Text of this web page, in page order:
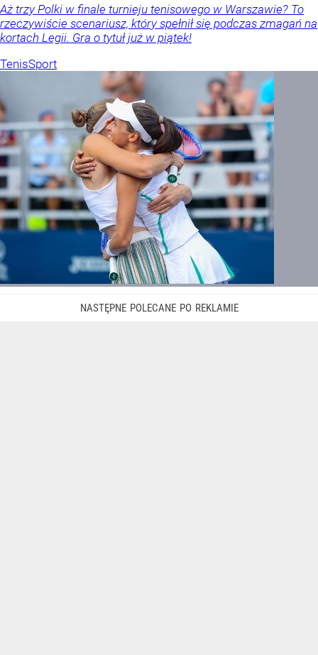
Aż trzy Polki w finale turnieju tenisowego w Warszawie? To
rzeczywiście scenariusz, który spełnił się podczas zmagań na
kortach Legii. Gra o tytuł już w piątek!
TenisSport